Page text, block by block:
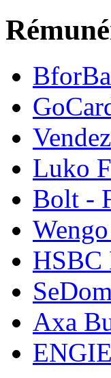
Luko
Bolt -
HSBC
Axa
ENGIE